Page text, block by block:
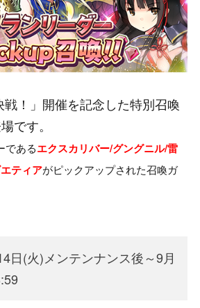
戦！」開催を記念した特別召喚
です。
であるエクスカリバー/グングニル/雷
ティアがピックアップされた召喚ガ
日(火)メンテンナンス後～9月